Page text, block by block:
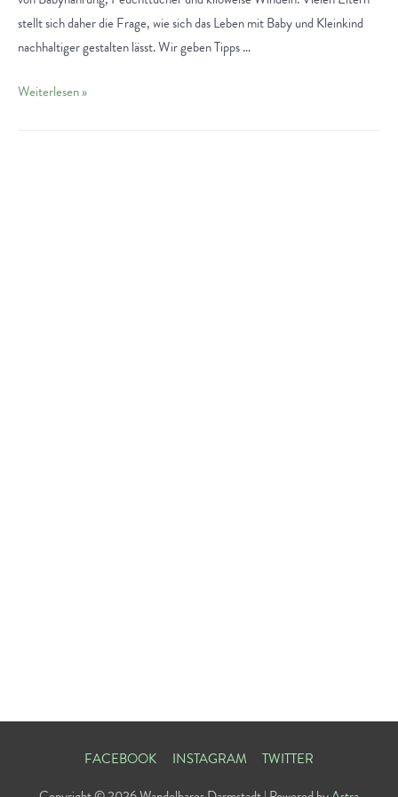
stellt sich daher die Frage, wie sich das Leben mit Baby und Kleinkind
nachhaltiger gestalten lässt. Wir geben Tipps …
Nachhaltig
Weiterlesen »
FACEBOOK INSTAGRAM
TWITTER